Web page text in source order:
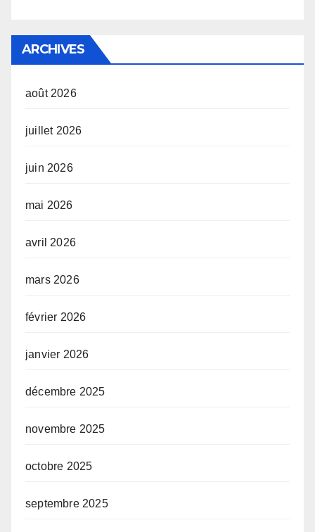
ARCHIVES
août 2026
juillet 2026
juin 2026
mai 2026
avril 2026
mars 2026
février 2026
janvier 2026
décembre 2025
novembre 2025
octobre 2025
septembre 2025